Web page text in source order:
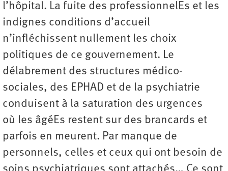
l’hôpital. La fuite des professionnelEs et les
indignes conditions d’accueil
n’infléchissent nullement les choix
politiques de ce gouvernement. Le
délabrement des structures médico-
sociales, des EPHAD et de la psychiatrie
conduisent à la saturation des urgences
où les âgéEs restent sur des brancards et
parfois en meurent. Par manque de
personnels, celles et ceux qui ont besoin de